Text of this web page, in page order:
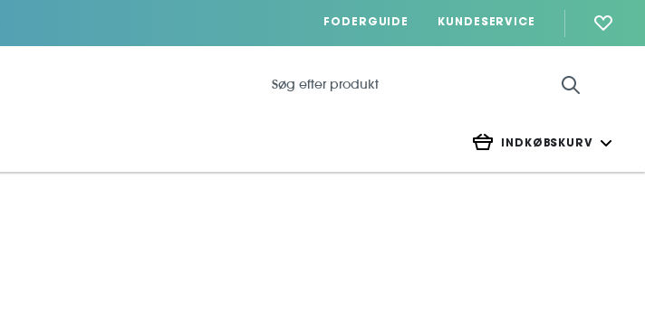
FODERGUIDE KUNDESERVICE
INDKØBSKURV